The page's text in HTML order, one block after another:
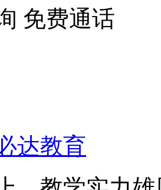
免费通话
达教育